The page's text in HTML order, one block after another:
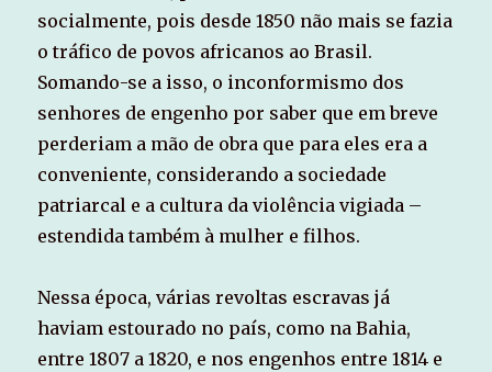
socialmente, pois desde 1850 não mais se fazia
o tráfico de povos africanos ao Brasil.
Somando-se a isso, o inconformismo dos
senhores de engenho por saber que em breve
perderiam a mão de obra que para eles era a
conveniente, considerando a sociedade
patriarcal e a cultura da violência vigiada –
estendida também à mulher e filhos.
Nessa época, várias revoltas escravas já
haviam estourado no país, como na Bahia,
entre 1807 a 1820, e nos engenhos entre 1814 e